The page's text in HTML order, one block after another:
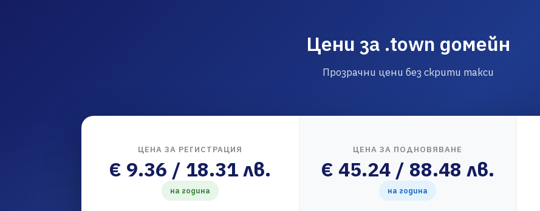
Цени за .town домейн
Прозрачни цени без скрити такси
ЦЕНА ЗА РЕГИСТРАЦИЯ
€ 9.36 / 18.31 лв.
на година
ЦЕНА ЗА ПОДНОВЯВАНЕ
€ 45.24 / 88.48 лв.
на година